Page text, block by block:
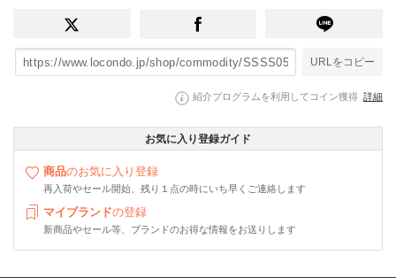
URLをコピー
紹介プログラムを利用してコイン獲得 詳細
お気に入り登録ガイド
商品のお気に入り登録
再入荷やセール開始、残り１点の時にいち早くご連絡します
マイブランドの登録
新商品やセール等、ブランドのお得な情報をお送りします